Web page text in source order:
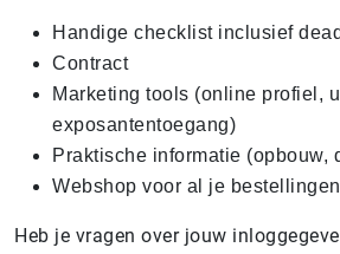
Handige checklist inclusief
Contract
Marketing tools (online profiel,
exposantentoegang)
Praktische informatie (opbouw,
Webshop voor al je bestellingen
Heb je vragen over jouw